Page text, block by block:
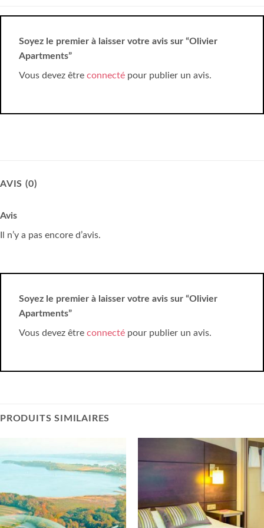
Soyez le premier à laisser votre avis sur “Olivier
Apartments”
Vous devez être connecté pour publier un avis.
AVIS (0)
Avis
Il n’y a pas encore d’avis.
Soyez le premier à laisser votre avis sur “Olivier
Apartments”
Vous devez être connecté pour publier un avis.
PRODUITS SIMILAIRES